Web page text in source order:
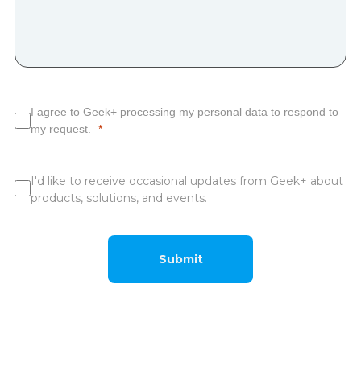
I agree to Geek+ processing my personal data to respond to
my request.
I'd like to receive occasional updates from Geek+ about
products, solutions, and events.
Submit